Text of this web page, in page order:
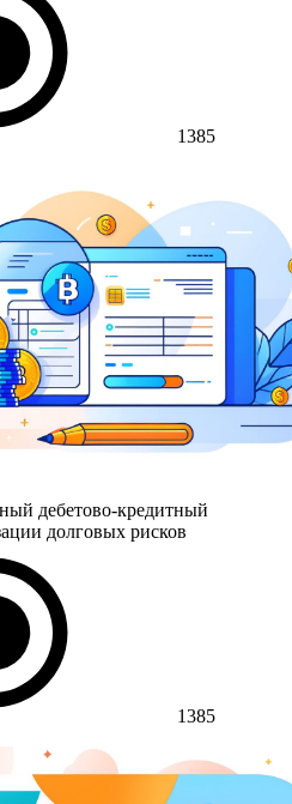
1385
дебетово-кредитный
долговых рисков
1385